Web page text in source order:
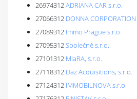
26974312ADRIANA CAR s.r.o.
27066312 DONNA
27089312 Immo Prague s.r.o.
27095312Společně s.r.o.
27101312 MIaRA, s.r.o.
27118312 Daz Acquisitions, s.r.o.
27124312 IMMOBILNOVA s.r.o.